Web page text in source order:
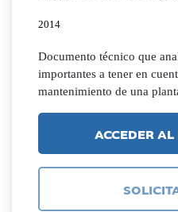
2014
Documento técnico que
importantes a tener en
mantenimiento de una
ACCEDER